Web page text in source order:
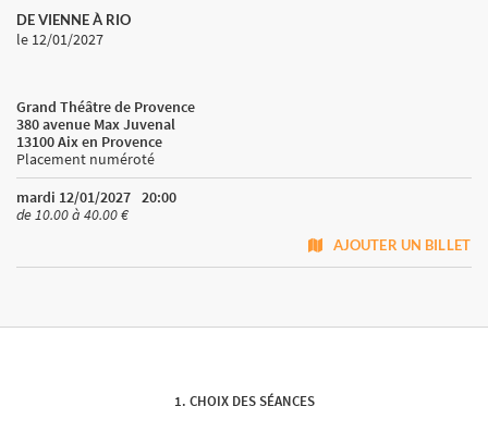
DE VIENNE À RIO
le 12/01/2027
Grand Théâtre de Provence
380 avenue Max Juvenal
13100 Aix en Provence
Placement numéroté
mardi 12/01/2027 20:00
de 10.00 à 40.00 €
AJOUTER UN BILLET
CHOIX DES SÉANCES